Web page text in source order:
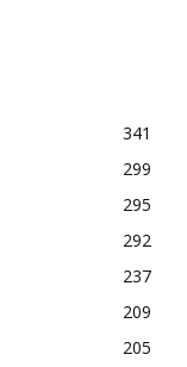
341
299
295
292
237
209
205